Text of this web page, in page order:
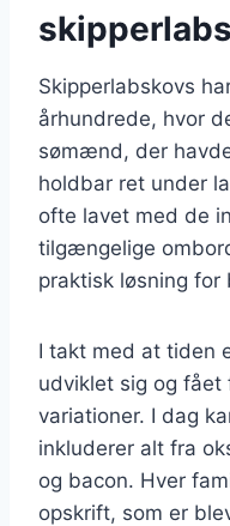
Skipperlabskovs
århundrede, hvor
sømænd, der
holdbar ret under
ofte lavet med de
tilgængelige
praktisk løsning
I takt med at tiden
udviklet sig og fået
variationer. I dag
inkluderer alt fra
og bacon. Hver
opskrift, som er